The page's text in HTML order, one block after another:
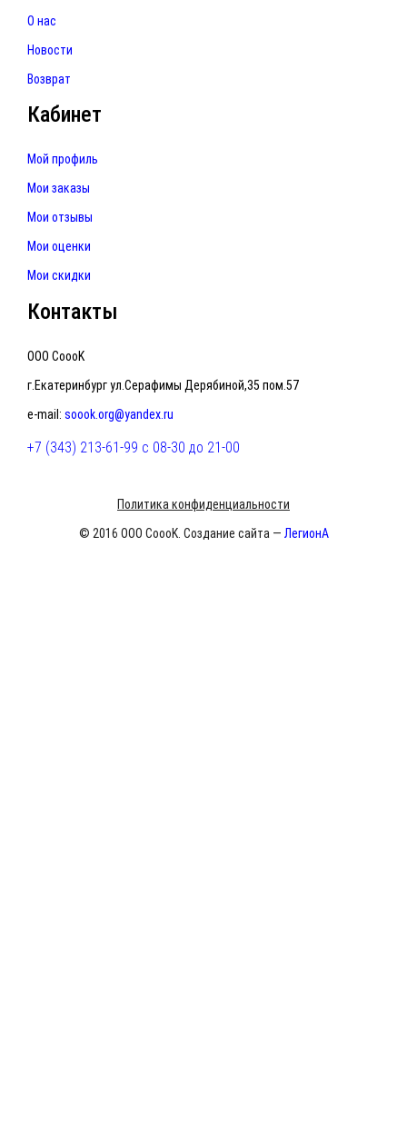
О нас
Новости
Возврат
Кабинет
Мой профиль
Мои заказы
Мои отзывы
Мои оценки
Мои скидки
Контакты
ООО CoooK
г.Екатеринбург ул.Серафимы Дерябиной,35 пом.57
e-mail: soook.org@yandex.ru
+7 (343) 213-61-99 с 08-30 до 21-00
Политика конфиденциальности
© 2016 ООО CoooK. Создание сайта — ЛегионА